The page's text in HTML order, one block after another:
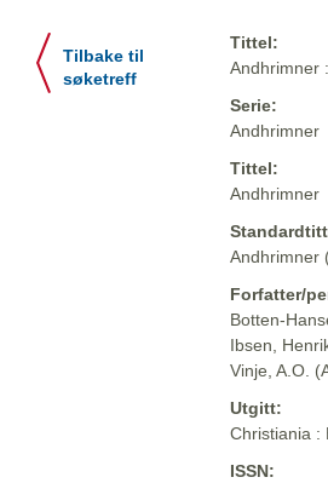
Tilbake til
søketreff
Tittel:
Andhrimner
Serie:
Andhrimner
Tittel:
Andhrimner
Andhrimner
Forfatter/
Botten-
Ibsen,
Vinje, A.O.
Utgitt:
Christiania :
ISSN: